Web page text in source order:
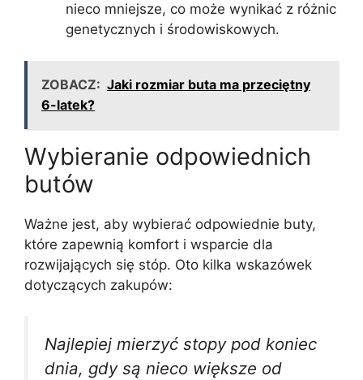
nieco mniejsze, co może wynikać z różnic
genetycznych i środowiskowych.
ZOBACZ: Jaki rozmiar buta ma przeciętny
6-latek?
Wybieranie odpowiednich
butów
Ważne jest, aby wybierać odpowiednie buty,
które zapewnią komfort i wsparcie dla
rozwijających się stóp. Oto kilka wskazówek
dotyczących zakupów:
Najlepiej mierzyć stopy pod koniec
dnia, gdy są nieco większe od